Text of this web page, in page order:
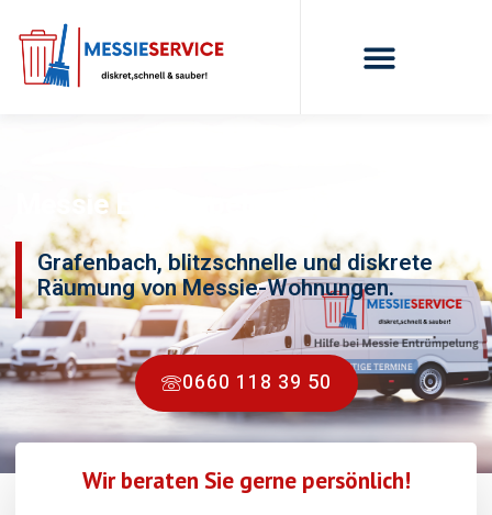
Messie Entrümpelung Grafenbach
Grafenbach, blitzschnelle und diskrete
Räumung von Messie-Wohnungen.
0660 118 39 50
Wir beraten Sie gerne persönlich!